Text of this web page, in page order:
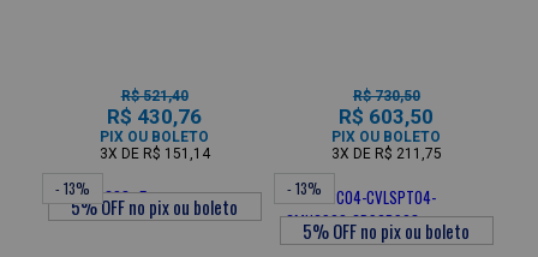
R$ 521,40
R$ 430,76
PIX OU BOLETO
3X DE R$ 151,14
R$ 730,50
R$ 603,50
PIX OU BOLETO
3X DE R$ 211,75
- 13% - 13%